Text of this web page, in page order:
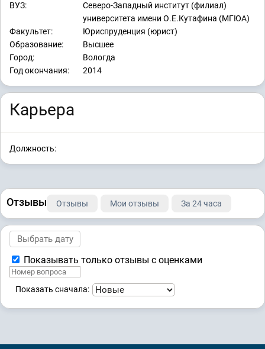
ВУЗ:
Северо-Западный институт (филиал)
университета имени О.Е.Кутафина (МГЮА)
Факультет:
Юриспруденция (юрист)
Образование:
Высшее
Город:
Вологда
Год окончания:
2014
Карьера
Должность:
Отзывы Отзывы Мои отзывы За 24 часа
Показывать только отзывы с оценками
Показать сначала: